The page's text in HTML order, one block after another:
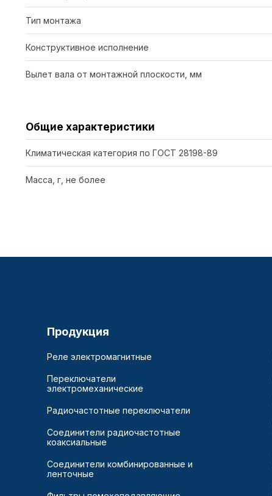
Тип монтажа
Конструктивное исполнение
Вылет вала от монтажной плоскости, мм
Общие характеристики
Климатическая категория по ГОСТ 28198-89
Масса, г, не более
Продукция
Реле электромагнитные
Переключатели
электромеханические
Радиочастотные переключатели
Соединители радиочастотные
коаксиальные
Соединители комбинированные и
ленточные